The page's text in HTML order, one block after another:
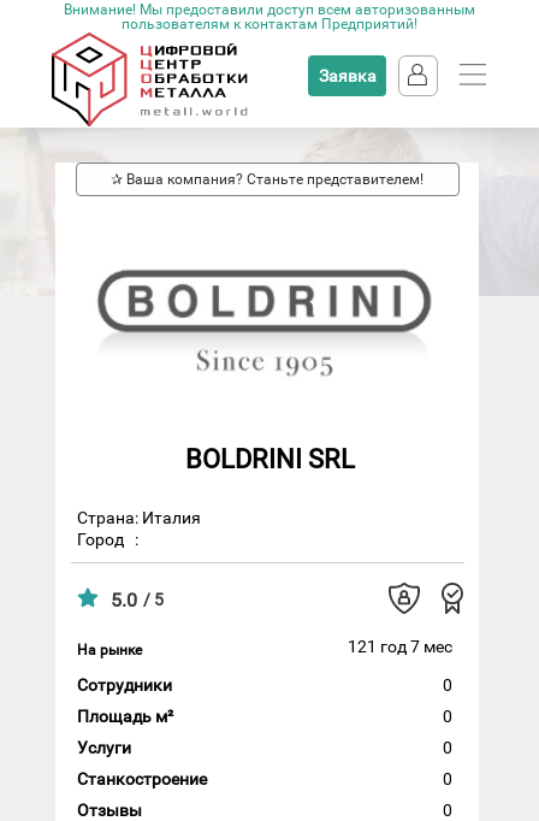
Внимание! Мы предоставили доступ всем авторизованным
пользователям к контактам Предприятий!
Заявка
✰ Ваша компания? Станьте представителем!
BOLDRINI SRL
Страна: Италия
Город
:
5.0 / 5
На рынке
121 год 7 мес
Сотрудники
0
Площадь м²
0
Услуги
0
Станкостроение
0
Отзывы
0